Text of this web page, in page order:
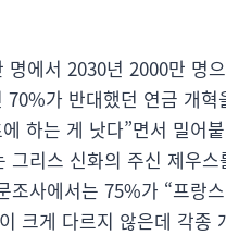
에서 2030년 2000만 명
가 반대했던 연금 개
하는 게 낫다”면서 밀어
리스 신화의 주신 제우스
사에서는 75%가 “프랑
크게 다르지 않은데 각종